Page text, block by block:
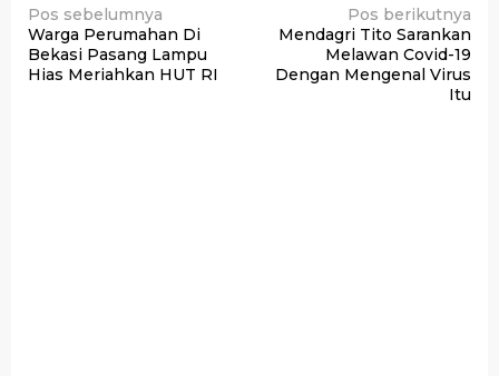
Navigasi
pos
Pos sebelumnya
Warga Perumahan Di
Bekasi Pasang Lampu
Hias Meriahkan HUT RI
Pos berikutnya
Mendagri Tito Sarankan
Melawan Covid-19
Dengan Mengenal Virus
Itu